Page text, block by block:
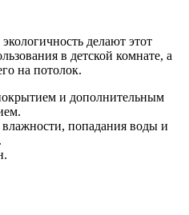
делают этот
в детской комнате, а
на потолок.
и дополнительным
попадания воды и